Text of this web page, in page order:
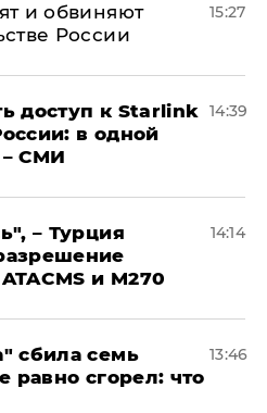
и обвиняют
России
15:27
доступ к Starlink
в одной
– СМИ
14:39
– Турция
и M270
14:14
сбила семь
равно сгорел: что
13:46